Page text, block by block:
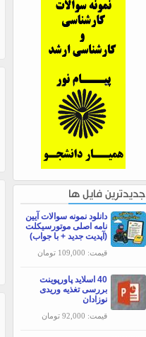
جدیدترین فایل ها
دانلود نمونه سوالات آیین
نامه اصلی موتورسیکلت
(آپدیت جدید + با جواب)
قیمت: 109,000 تومان
40 اسلاید پاورپوینت
بررسی تغذیه وریدی
نوزادان
قیمت: 92,000 تومان